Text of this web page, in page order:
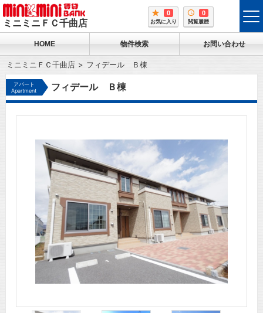
ミニミニＦＣ千曲店
0
お気に入り
0
閲覧履歴
HOME 物件検索 お問い合わせ
ミニミニＦＣ千曲店 フィデール Ｂ棟
アパート
Apartment
フィデール Ｂ棟